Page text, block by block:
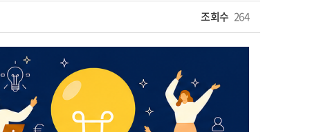
조회수 264